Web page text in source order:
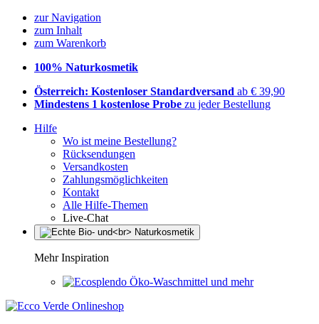
zur Navigation
zum Inhalt
zum Warenkorb
100% Naturkosmetik
Österreich: Kostenloser Standardversand ab € 39,90
Mindestens 1 kostenlose Probe zu jeder Bestellung
Hilfe
Wo ist meine Bestellung?
Rücksendungen
Versandkosten
Zahlungsmöglichkeiten
Kontakt
Alle Hilfe-Themen
Live-Chat
Mehr Inspiration
Öko-Waschmittel und mehr